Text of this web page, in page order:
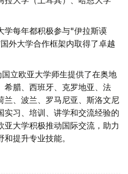
学每年都积极参与"伊拉斯谟
外大学合作框架内取得了卓越
立欧亚大学师生提供了在奥地
希腊、西班牙、克罗地亚、法
兰、波兰、罗马尼亚、斯洛文尼
实习、培训、讲学和交流经验的
亚大学积极推动国际交流，助力
提升专业技能。